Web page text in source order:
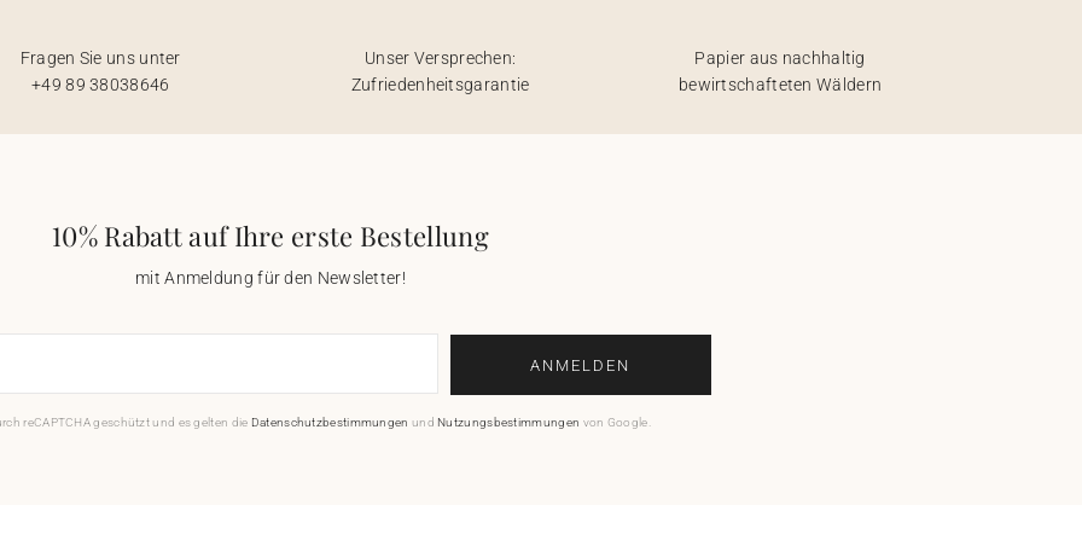
Fragen Sie uns unter
+49 89 38038646
Unser Versprechen:
Zufriedenheitsgarantie
Papier aus nachhaltig
bewirtschafteten Wäldern
10% Rabatt auf Ihre erste Bestellung
mit Anmeldung für den Newsletter!
ANMELDEN
reCAPTCHA geschützt und es gelten die Datenschutzbestimmungen und Nutzungsbestimmungen von Google.